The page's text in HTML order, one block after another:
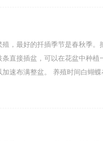
，最好的扦插季节是春秋季。
直接插盆，可以在花盆中种植
速布满整盆。 养殖时间白蝴蝶